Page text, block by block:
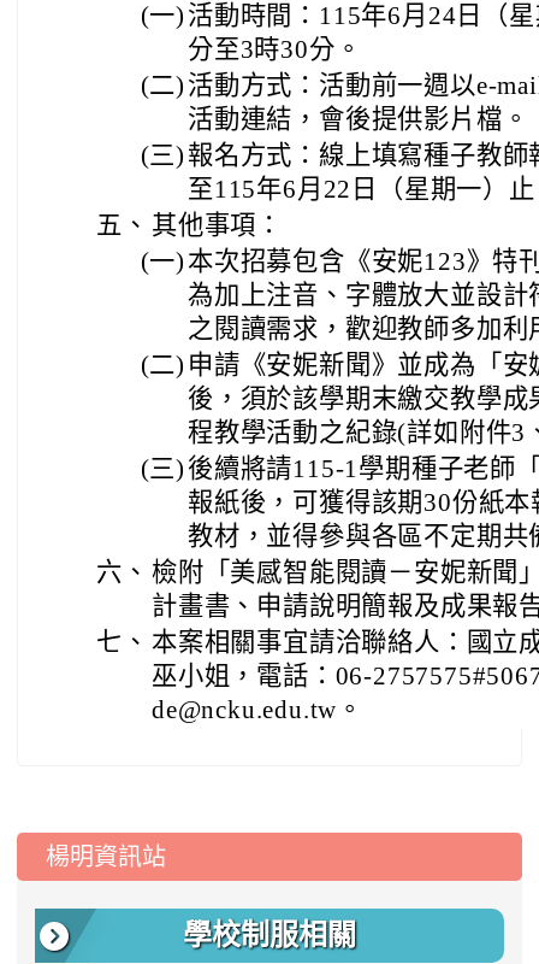
(一) 活動時間：115年6月24日（
分至3時30分。
(二) 活動方式：活動前一週以e-
活動連結，會後提供影片檔。
(三) 報名方式：線上填寫種子教師
至115年6月22日（星期一）
五、 其他事項：
(一) 本次招募包含《安妮123》特
為加上注音、字體放大並設計
之閱讀需求，歡迎教師多加利
(二) 申請《安妮新聞》並成為「
後，須於該學期末繳交教學成
程教學活動之紀錄(詳如附件3
(三) 後續將請115-1學期種子老師
報紙後，可獲得該期30份紙
教材，並得參與各區不定期共
六、 檢附「美感智能閱讀－安妮新聞
計畫書、申請說明簡報及成果報
七、 本案相關事宜請洽聯絡人：國立
巫小姐，電話：06-
de@ncku.edu.tw。
::: 楊明資訊站
學校制服相關